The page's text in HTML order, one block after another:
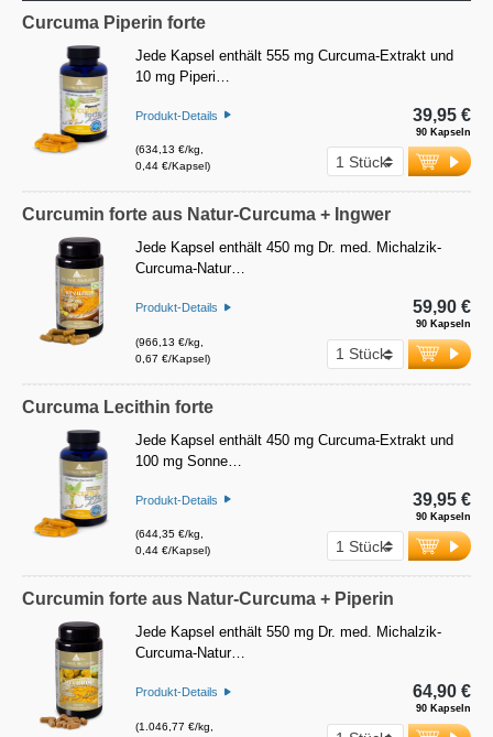
Curcuma Piperin forte
Jede Kapsel enthält 555 mg Curcuma-Extrakt und
10 mg Piperi…
Produkt-Details
(634,13 €/kg,
0,44 €/Kapsel)
90 Kapseln
39,95 €
Curcumin forte aus Natur-Curcuma + Ingwer
Jede Kapsel enthält 450 mg Dr. med. Michalzik-
Curcuma-Natur…
Produkt-Details
(966,13 €/kg,
0,67 €/Kapsel)
90 Kapseln
59,90 €
Curcuma Lecithin forte
Jede Kapsel enthält 450 mg Curcuma-Extrakt und
100 mg Sonne…
Produkt-Details
(644,35 €/kg,
0,44 €/Kapsel)
90 Kapseln
39,95 €
Curcumin forte aus Natur-Curcuma + Piperin
Jede Kapsel enthält 550 mg Dr. med. Michalzik-
Curcuma-Natur…
Produkt-Details
(1.046,77 €/kg,
90 Kapseln
64,90 €